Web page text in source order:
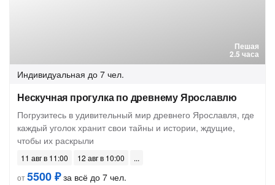
Пешая
2.5 часа
Индивидуальная до 7 чел.
Нескучная прогулка по древнему Ярославлю
Погрузитесь в удивительный мир древнего Ярославля, где
каждый уголок хранит свои тайны и истории, ждущие,
чтобы их раскрыли
11 авг в 11:00
12 авг в 10:00
от5500 ₽за всё до 7 чел.